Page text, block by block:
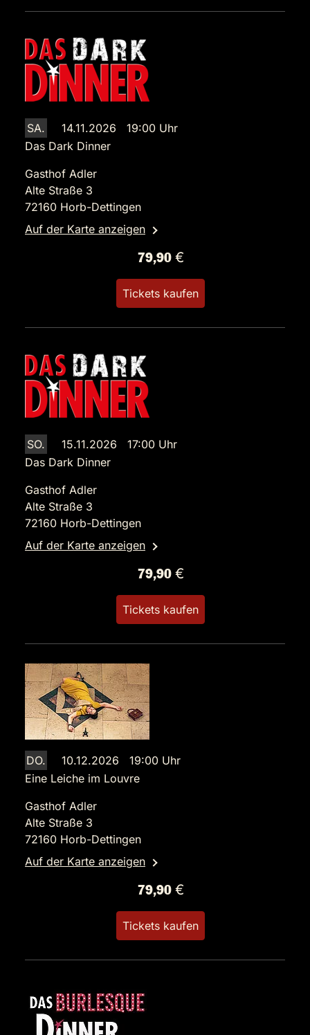
SA.
14.11.2026 19:00 Uhr
Das Dark Dinner
Gasthof Adler
Alte Straße 3
72160 Horb-Dettingen
Auf der Karte anzeigen
79,90 €
Tickets kaufen
SO.
15.11.2026 17:00 Uhr
Das Dark Dinner
Gasthof Adler
Alte Straße 3
72160 Horb-Dettingen
Auf der Karte anzeigen
79,90 €
Tickets kaufen
DO.
10.12.2026 19:00 Uhr
Eine Leiche im Louvre
Gasthof Adler
Alte Straße 3
72160 Horb-Dettingen
Auf der Karte anzeigen
79,90 €
Tickets kaufen